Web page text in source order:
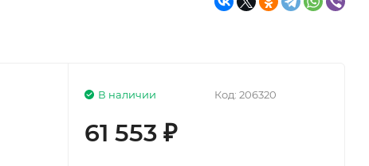
Код: 206320
В наличии
61 553 ₽